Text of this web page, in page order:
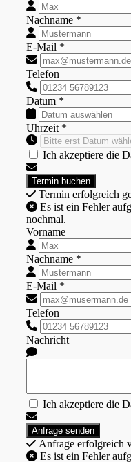
Nachname *
E-Mail *
Telefon
Datum *
Uhrzeit *
Ich akzeptiere die
Termin erfolgreich
nochmal.
Vorname
Nachname *
E-Mail *
Telefon
Nachricht
Ich akzeptiere die
Anfrage erfolgreich